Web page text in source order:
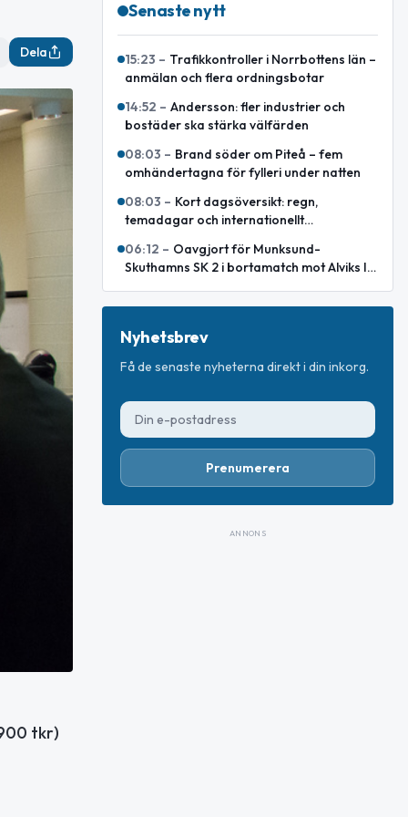
Dela
tkr)
Senaste nytt
15:23 – Trafikkontroller i Norrbottens län –
anmälan och flera ordningsbotar
14:52 – Andersson: fler industrier och
bostäder ska stärka välfärden
08:03 – Brand söder om Piteå – fem
omhändertagna för fylleri under natten
08:03 – Kort dagsöversikt: regn,
temadagar och internationellt
06:12 – Oavgjort för Munksund-
Skuthamns SK 2 i bortamatch mot Alviks IK
Nyhetsbrev
Få de senaste nyheterna direkt i din inkorg.
Prenumerera
ANNONS